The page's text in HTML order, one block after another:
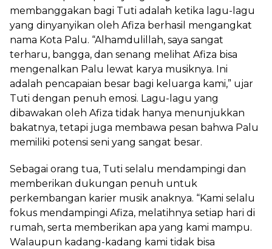
membanggakan bagi Tuti adalah ketika lagu-lagu
yang dinyanyikan oleh Afiza berhasil mengangkat
nama Kota Palu. “Alhamdulillah, saya sangat
terharu, bangga, dan senang melihat Afiza bisa
mengenalkan Palu lewat karya musiknya. Ini
adalah pencapaian besar bagi keluarga kami,” ujar
Tuti dengan penuh emosi. Lagu-lagu yang
dibawakan oleh Afiza tidak hanya menunjukkan
bakatnya, tetapi juga membawa pesan bahwa Palu
memiliki potensi seni yang sangat besar.
Sebagai orang tua, Tuti selalu mendampingi dan
memberikan dukungan penuh untuk
perkembangan karier musik anaknya. “Kami selalu
fokus mendampingi Afiza, melatihnya setiap hari di
rumah, serta memberikan apa yang kami mampu.
Walaupun kadang-kadang kami tidak bisa